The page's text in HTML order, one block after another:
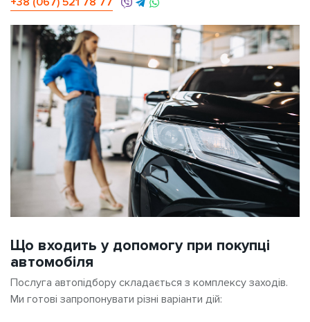
Що входить у допомогу при покупці
автомобіля
Послуга автопідбору складається з комплексу заходів.
Ми готові запропонувати різні варіанти дій: